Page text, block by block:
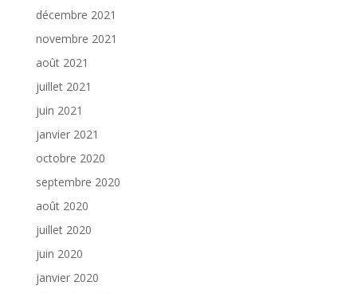
décembre 2021
novembre 2021
août 2021
juillet 2021
juin 2021
janvier 2021
octobre 2020
septembre 2020
août 2020
juillet 2020
juin 2020
janvier 2020